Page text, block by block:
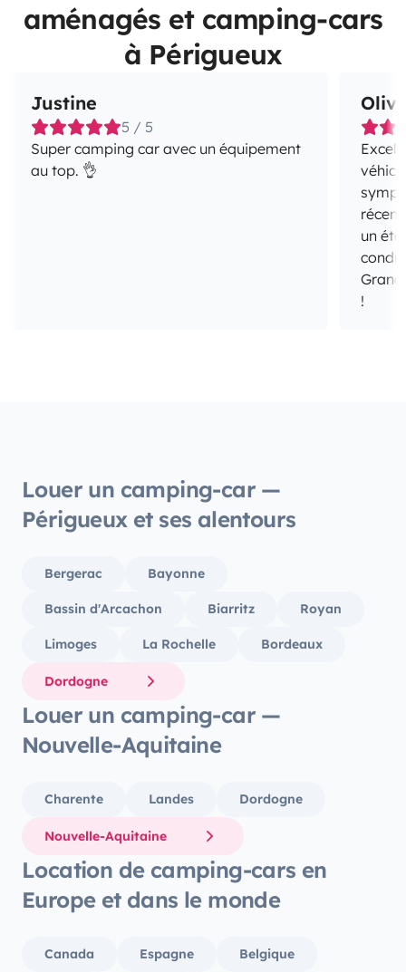
aménagés et camping-cars
à Périgueux
Justine
5 / 5
Super camping car avec un équipement
au top. 👌
un
!
Louer un camping-car —
Périgueux et ses alentours
Bergerac Bayonne
Bassin d'Arcachon Biarritz Royan
Limoges La Rochelle Bordeaux
Dordogne
Louer un camping-car —
Nouvelle-Aquitaine
Charente Landes Dordogne
Nouvelle-Aquitaine
Location de camping-cars en
Europe et dans le monde
Canada Espagne Belgique